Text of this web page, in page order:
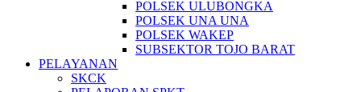
POLSEK ULUBONGKA
POLSEK UNA UNA
POLSEK WAKEP
SUBSEKTOR TOJO BARAT
PELAYANAN
SKCK